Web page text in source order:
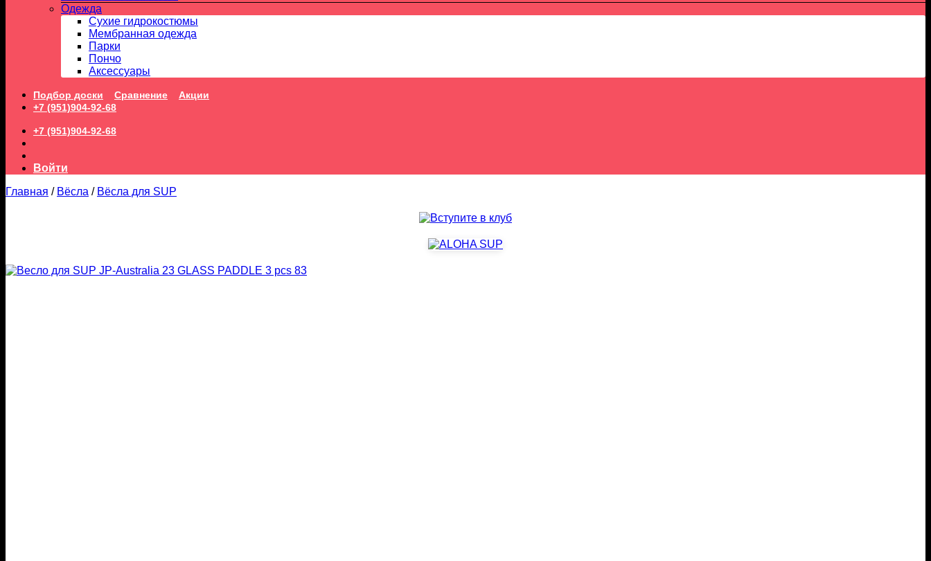
Одежда
Сухие гидрокостюмы
Мембранная одежда
Парки
Пончо
Аксессуары
Подбор доски Сравнение
Акции
+7 (951)904-92-68
+7 (951)904-92-68
Войти
Главная / Вёсла / Вёсла для SUP